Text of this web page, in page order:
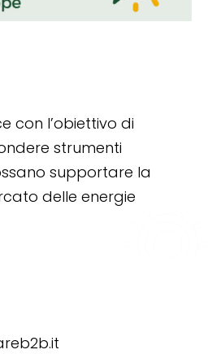
con l’obiettivo di
strumenti
supportare la
delle energie